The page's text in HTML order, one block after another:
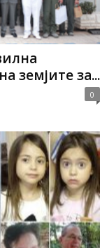
земјите за...
0